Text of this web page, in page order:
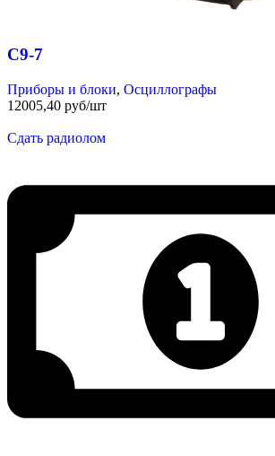
С9-7
Приборы и блоки, Осциллографы
12005,40 руб/шт
Сдать радиолом